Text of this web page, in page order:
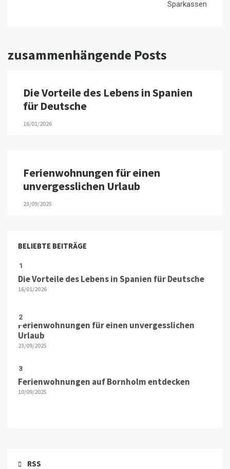
Sparkassen
zusammenhängende Posts
Die Vorteile des Lebens in Spanien
für Deutsche
16/01/2026
Ferienwohnungen für einen
unvergesslichen Urlaub
23/09/2025
BELIEBTE BEITRÄGE
1
Die Vorteile des Lebens in Spanien für Deutsche
16/01/2026
2
Ferienwohnungen für einen unvergesslichen
Urlaub
23/09/2025
3
Ferienwohnungen auf Bornholm entdecken
10/09/2025
RSS